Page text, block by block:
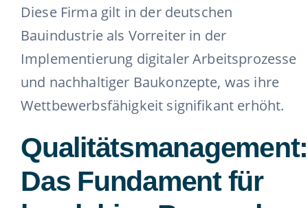
Diese Firma gilt in der deutschen
Bauindustrie als Vorreiter in der
Implementierung digitaler Arbeitsprozesse
und nachhaltiger Baukonzepte, was ihre
Wettbewerbsfähigkeit signifikant erhöht.
Qualitätsmanagement:
Das Fundament für